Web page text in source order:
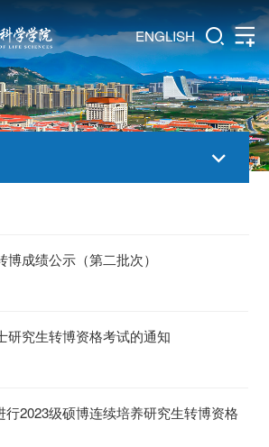
ENGLISH
成绩公示（第二批次）
研究生转博资格考试的通知
行2023级硕博连续培养研究生转博资格